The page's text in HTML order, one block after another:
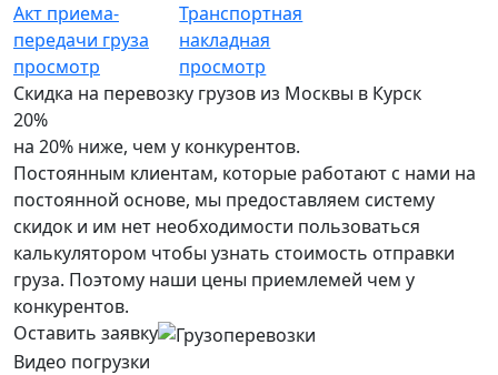
Акт приема-
передачи груза
просмотр
Транспортная
накладная
просмотр
Скидка на перевозку грузов из Москвы в Курск
20%
на 20% ниже, чем у конкурентов.
Постоянным клиентам, которые работают с нами на
постоянной основе, мы предоставляем систему
скидок и им нет необходимости пользоваться
калькулятором чтобы узнать стоимость отправки
груза. Поэтому наши цены приемлемей чем у
конкурентов.
Оставить заявку
Видео погрузки